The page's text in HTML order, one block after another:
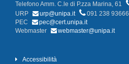
Telefono Amm. C.le di P.zza Marina, 61
URP
urp@unipa.it
091 238 93666
PEC
pec@cert.unipa.it
Webmaster
webmaster@unipa.it
Accessibilità